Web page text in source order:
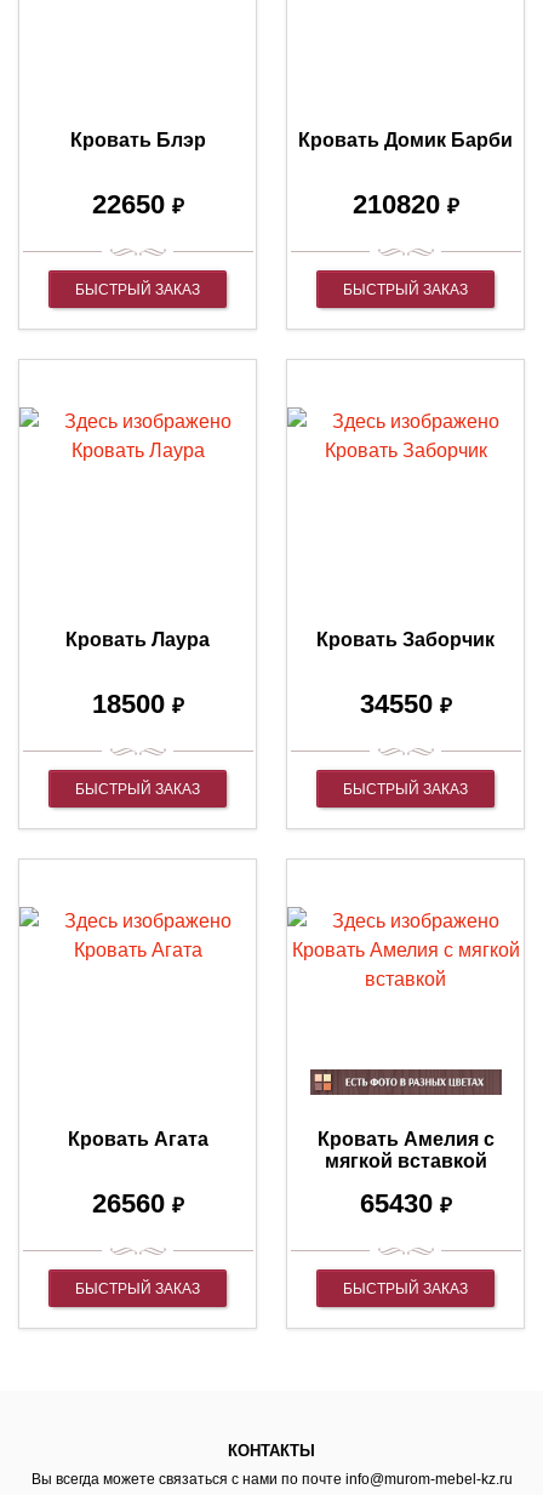
Кровать Блэр
22650 ₽
БЫСТРЫЙ ЗАКАЗ
Кровать Домик Барби
210820 ₽
БЫСТРЫЙ ЗАКАЗ
Кровать Лаура
18500 ₽
БЫСТРЫЙ ЗАКАЗ
Кровать Заборчик
34550 ₽
БЫСТРЫЙ ЗАКАЗ
Кровать Агата
26560 ₽
БЫСТРЫЙ ЗАКАЗ
Кровать Амелия с
мягкой вставкой
65430 ₽
БЫСТРЫЙ ЗАКАЗ
КОНТАКТЫ
Вы всегда можете связаться с нами по почте info@murom-mebel-kz.ru